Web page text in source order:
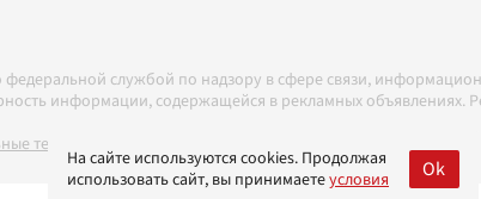
службой по надзору в сфере связи,
информации, содержащейся в рекламных
технологии в соответствии с Правилами
На сайте используются cookies. Продолжая
использовать сайт, вы принимаетеусловия Ok